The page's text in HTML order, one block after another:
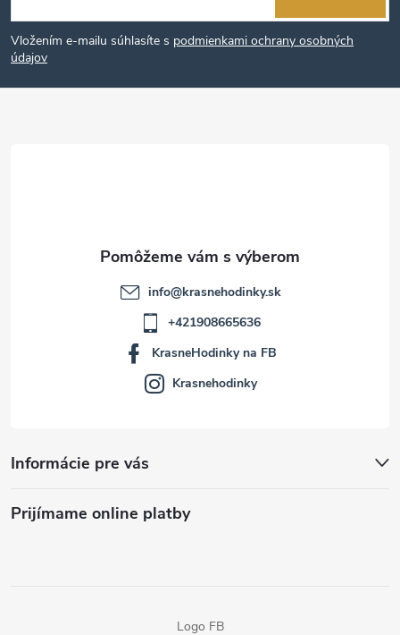
á
p
Vložením e-mailu súhlasíte s podmienkami ochrany osobných
údajov
Informácie pre vás
Prijímame online platby
info@krasnehodinky.sk
+421908665636
KrasneHodinky na FB
Krasnehodinky
Logo FB